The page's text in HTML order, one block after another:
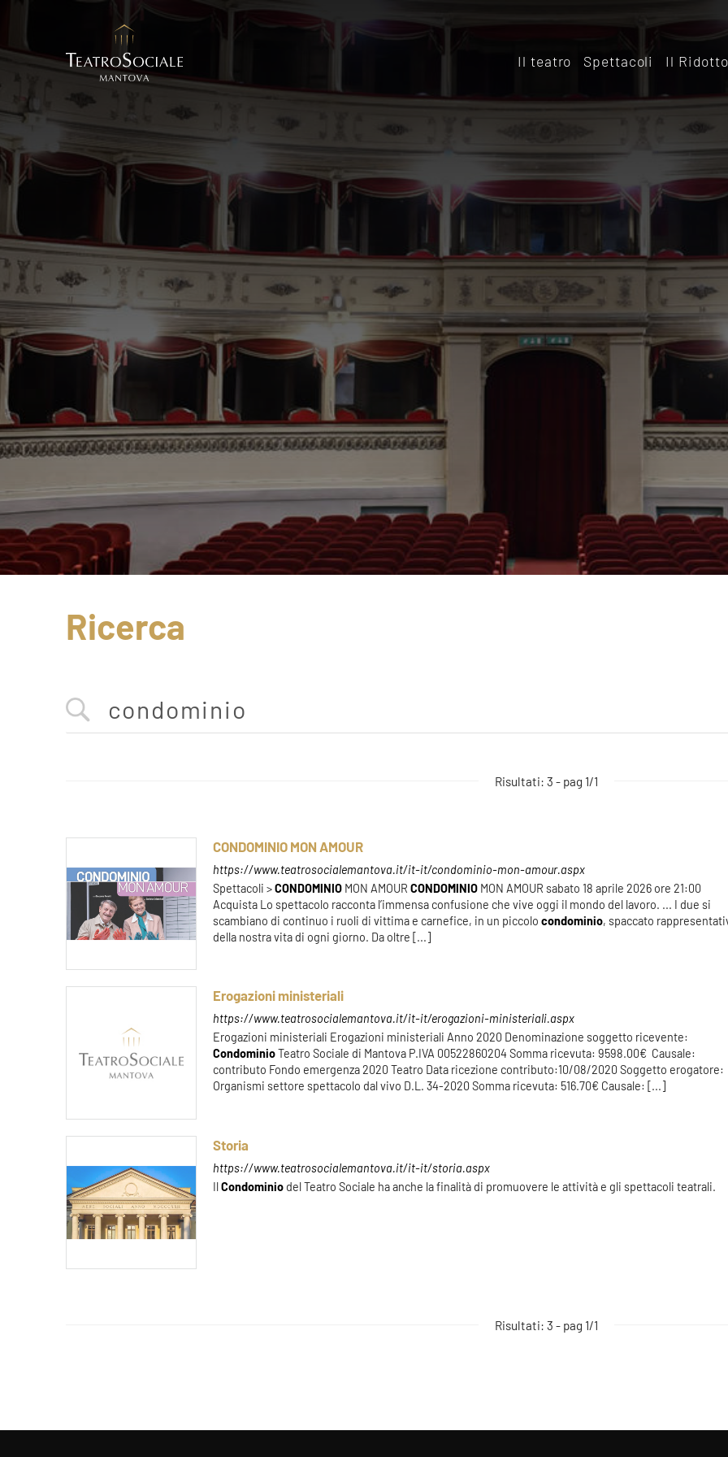
Il teatro
Affitta il Teatro
Sostieni il Teatro
Spettacoli Il
Ricerca
Risultati: 3 - pag 1/1
CONDOMINIO MON AMOUR
https://www.teatrosocialemantova.it/it-it/condominio-mon-amour.aspx
Spettacoli >CONDOMINIO MON AMOURCONDOMINIO MON AMOUR sabato 18 aprile 2026 ore 21:00
Acquista Lo spettacolo racconta l’immensa confusione che vive oggi il mondo del lavoro. ... I due si
scambiano di continuo i ruoli di vittima e carnefice, in un piccolocondominio, spaccato
della nostra vita di ogni giorno. Da oltre [...]
Erogazioni ministeriali
https://www.teatrosocialemantova.it/it-it/erogazioni-ministeriali.aspx
Erogazioni ministeriali Erogazioni ministeriali Anno 2020 Denominazione soggetto ricevente:
CondominioTeatro Sociale di Mantova P.IVA 00522860204 Somma ricevuta: 9598.00€ Causale:
contributo Fondo emergenza 2020 Teatro Data ricezione contributo:10/08/2020 Soggetto erogatore:
Organismi settore spettacolo dal vivo D.L. 34-2020 Somma ricevuta: 516.70€ Causale: [...]
Storia
https://www.teatrosocialemantova.it/it-it/storia.aspx
IlCondominio del Teatro Sociale ha anche la finalità di promuovere le attività e gli spettacoli teatrali.
Risultati: 3 - pag 1/1